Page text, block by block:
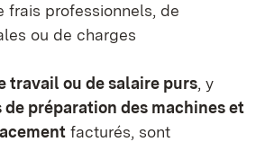
frais professionnels, de
ou de charges
travail ou de salaire purs, y
de préparation des machines et
facturés, sont